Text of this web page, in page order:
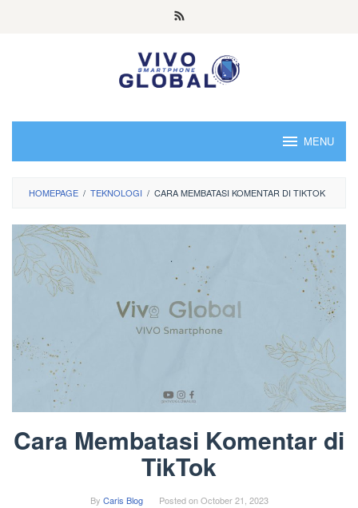
MENU
HOMEPAGE / TEKNOLOGI / CARA MEMBATASI KOMENTAR DI TIKTOK
Cara Membatasi Komentar di
TikTok
By Caris Blog Posted onOctober 21, 2023